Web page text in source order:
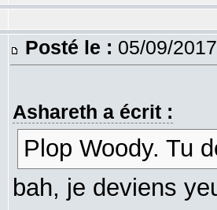
Posté le : 05/09/
Ashareth a écrit :
Plop Woody. Tu
bah, je deviens